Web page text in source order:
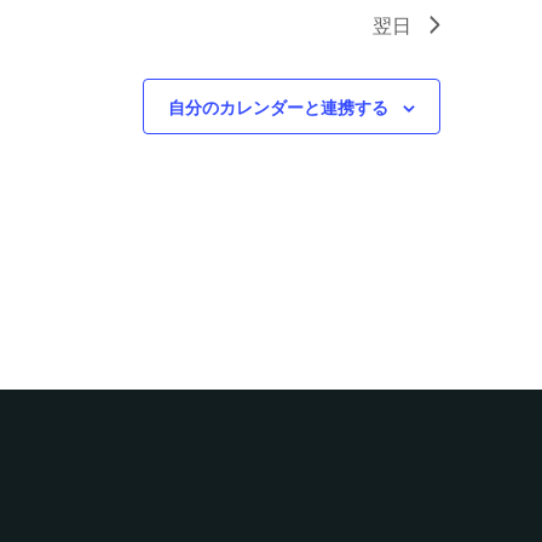
翌日
自分のカレンダーと連携する